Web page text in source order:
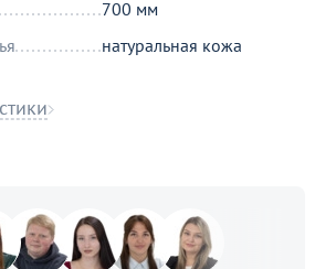
700 мм
натуральная кожа